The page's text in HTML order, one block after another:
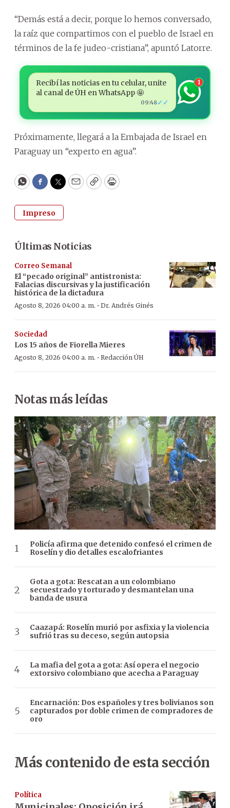
“Demás está a decir, porque lo hemos conversado,
la raíz que compartimos con el pueblo de Israel en
términos de la fe judeo-cristiana”, apuntó Latorre.
Recibí las noticias en tu celular, unite
al canal de ÚH en WhatsApp 🤩
09:48✓✓
1
Próximamente, llegará a la Embajada de Israel en
Paraguay un “experto en agua”.
WhatsApp
Facebook
Twitter
EmailCopyPrint
Impreso
Últimas Noticias
Correo Semanal
El “pecado original” antistronista:
Falacias discursivas y la justificación
histórica de la dictadura
Agosto 8, 2026 04:00 a. m. · Dr. Andrés Ginés
Sociedad
Los 15 años de Fiorella Mieres
Agosto 8, 2026 04:00 a. m. · Redacción ÚH
Notas más leídas
Policía afirma que detenido confesó el crimen de
Roselín y dio detalles escalofriantes
Gota a gota: Rescatan a un colombiano
secuestrado y torturado y desmantelan una
banda de usura
Caazapá: Roselín murió por asfixia y la violencia
sufrió tras su deceso, según autopsia
La mafia del gota a gota: Así opera el negocio
extorsivo colombiano que acecha a Paraguay
Encarnación: Dos españoles y tres bolivianos son
capturados por doble crimen de compradores de
oro
Más contenido de esta sección
Política